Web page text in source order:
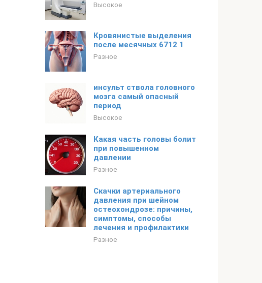
Высокое
Кровянистые выделения
после месячных 6712 1
Разное
инсульт ствола головного
мозга самый опасный
период
Высокое
Какая часть головы болит
при повышенном
давлении
Разное
Скачки артериального
давления при шейном
остеохондрозе: причины,
симптомы, способы
лечения и профилактики
Разное